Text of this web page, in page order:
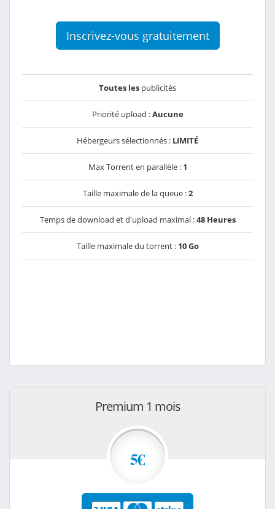
Inscrivez-vous gratuitement
Toutes les publicités
Priorité upload :Aucune
Hébergeurs sélectionnés : LIMITÉ
Max Torrent en parallèle : 1
Taille maximale de la queue :2
Temps de download et d'upload maximal :48 Heures
Taille maximale du torrent : 10 Go
Premium 1 mois
5€